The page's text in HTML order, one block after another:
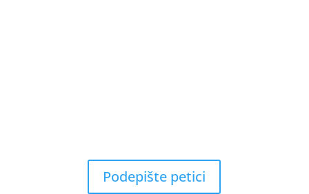
Podepište petici